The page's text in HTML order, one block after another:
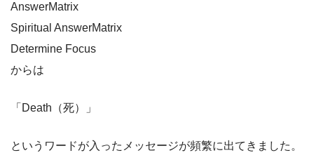
AnswerMatrix
Spiritual AnswerMatrix
Determine Focus
からは
「Death（死）」
というワードが入ったメッセージが頻繁に出てきました。